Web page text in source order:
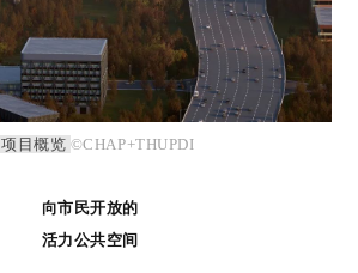
目概览 ©CHAP+THUPDI
向市民开放的
活力公共空间